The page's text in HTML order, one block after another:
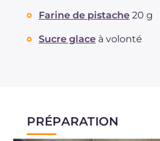
Farine de pistache 20 g
Sucre glace à volonté
PRÉPARATION